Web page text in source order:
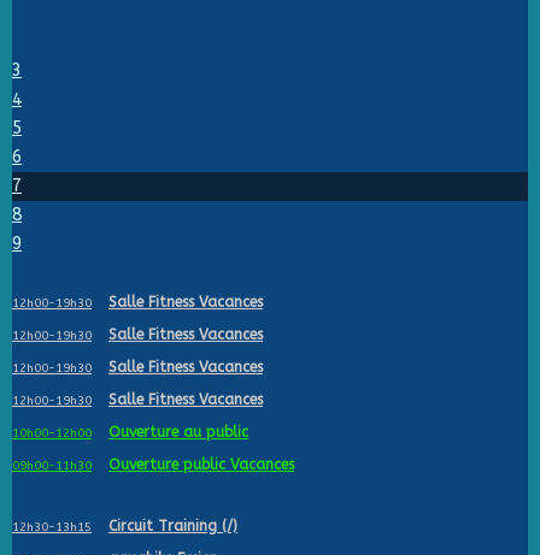
3
4
5
6
7
8
9
12h00-19h30 Salle Fitness Vacances
12h00-19h30 Salle Fitness Vacances
12h00-19h30 Salle Fitness Vacances
12h00-19h30 Salle Fitness Vacances
10h00-12h00 Ouverture au public
09h00-11h30 Ouverture public Vacances
12h30-13h15 Circuit Training (/)